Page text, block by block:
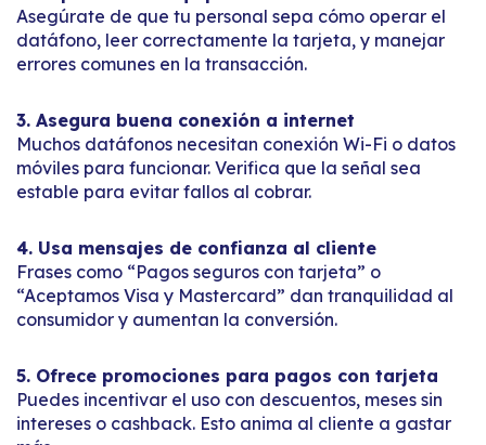
Asegúrate de que tu personal sepa cómo operar el
datáfono, leer correctamente la tarjeta, y manejar
errores comunes en la transacción.
3. Asegura buena conexión a internet
Muchos datáfonos necesitan conexión Wi-Fi o datos
móviles para funcionar. Verifica que la señal sea
estable para evitar fallos al cobrar.
4. Usa mensajes de confianza al cliente
Frases como “Pagos seguros con tarjeta” o
“Aceptamos Visa y Mastercard” dan tranquilidad al
consumidor y aumentan la conversión.
5. Ofrece promociones para pagos con tarjeta
Puedes incentivar el uso con descuentos, meses sin
intereses o cashback. Esto anima al cliente a gastar